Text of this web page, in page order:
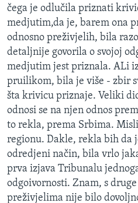
čega je odlučila priznati
medjutim,da je, barem ona
odnosno preživjelih, bila
detaljnije govorila o svojoj
medjutim jest priznala. ALi
pruilikom, bila je više - zbir
šta krivicu priznaje. Veliki
odnosi se na njen odnos
to rekla, prema Srbima.
regionu. Dakle, rekla bih da
odredjeni način, bila vrlo
prva izjava Tribunalu
odgoivornosti. Znam, s
preživjelima nije bilo